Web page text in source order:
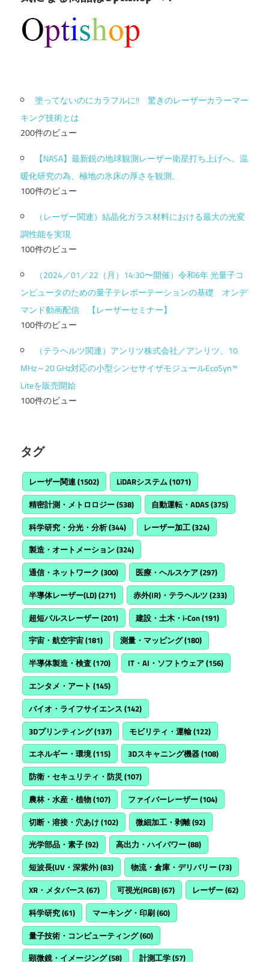
塗ってないのにカラフルに!! 驚きのレーザーカラーマー
キング技術とは
200件のビュー
【NASA】最新鋭の地球観測レーザー衛星打ち上げへ。温
暖化研究の為、極地の氷床の厚さを観測。
100件のビュー
（レーザー関連）結晶化ガラス材料における最大の光変
調性能を実現
100件のビュー
（2024／01／22（月）14:30〜開催）令和6年 光量子コ
ンピュータのための量子テレポーテーションの基礎 オンデ
マンド動画配信 【レーザーセミナー】
100件のビュー
（テラヘルツ関連）アンリツ株式会社／アンリツ、10
MHz～20 GHz対応の小型シンセサイザモジュールEcoSyn™
Liteを販売開始
100件のビュー
タグ
レーザー関連(1502) LiDARシステム(1071)
精密計測・メトロロジー(538) 自動運転・ADAS(375)
科学研究・分光・分析(344) レーザー加工(324)
製造・オートメーション(324)
通信・ネットワーク (300) 医療・ヘルスケア(297)
半導体レーザー(LD)(271) 赤外(IR)・テラヘルツ (233)
超短パルスレーザー(201) 建設・土木・i-Con(191)
宇宙・航空宇宙(181) 測量・マッピング(180)
半導体製造・検査(170) IT・AI・ソフトウェア(156)
エンタメ・アート (145)
バイオ・ライフサイエンス (142)
3Dプリンティング(137) モビリティ・運輸(122)
エネルギー・環境(115) 3Dスキャニング機器(108)
防衛・セキュリティ・防災(107)
農林・水産・植物(107) ファイバーレーザー(104)
切断・溶接・穴あけ(102) 微細加工・剥離(92)
光学部品・素子(92) 高出力・ハイパワー(88)
短波長(UV・深紫外)(83) 物流・倉庫・デリバリー(73)
XR・メタバース (67) 可視光(RGB)(67) レーザー(62)
科学研究(61) マーキング・印刷(60)
量子技術・コンピューティング(60)
顕微鏡・イメージング(58) 計測工学(57)